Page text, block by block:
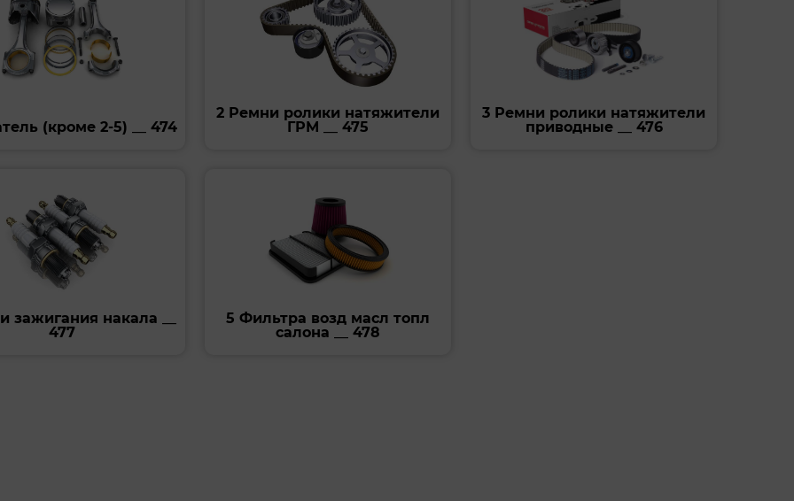
(кроме 2-5) __ 474
2 Ремни ролики натяжители
ГРМ __ 475
3 Ремни ролики натяжители
приводные __ 476
зажигания накала __
477
5 Фильтра возд масл топл
салона __ 478